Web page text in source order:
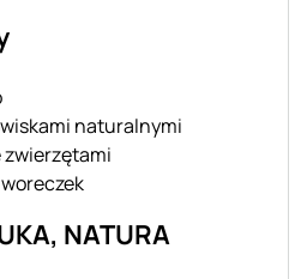
naturalnymi
zwierzętami
NATURA